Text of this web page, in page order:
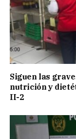
Siguen las
nutrición y
II-2